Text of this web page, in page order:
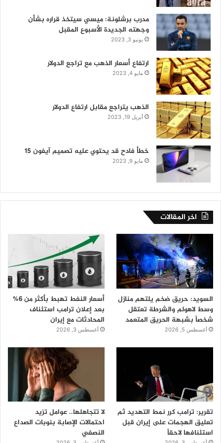
مدرب برشلونة: ميسي سيتخذ قراره بشأن
وجهته الجديدة الأسبوع المقبل
يونيو 3, 2023
ارتفاع أسعار الذهب مع تراجع الدولار
مايو 4, 2023
الذهب يتراجع مقابل ارتفاع الدولار
أبريل 19, 2023
خطأ فادح قد يحتوي عليه تصميم آيفون 15
مايو 9, 2023
اخر المقالات
السويد: حريق ضخم يلتهم منازل
وسط لاهولم والشرطة تعتقل
شخصاً بشبهة الحريق المتعمد
أغسطس 5, 2026
أسعار النفط تهبط بأكثر من 6%
بعد إعلان ترامب استئناف
المحادثات مع إيران
أغسطس 3, 2026
تقرير: ترامب كرر نمط التهديد ثم
تعليق الهجمات على إيران قبل
استئنافها لاحقاً
لا تتجاهلها.. عوامل تزيد
احتمالات الإصابة بنوبات الصداع
النصفي